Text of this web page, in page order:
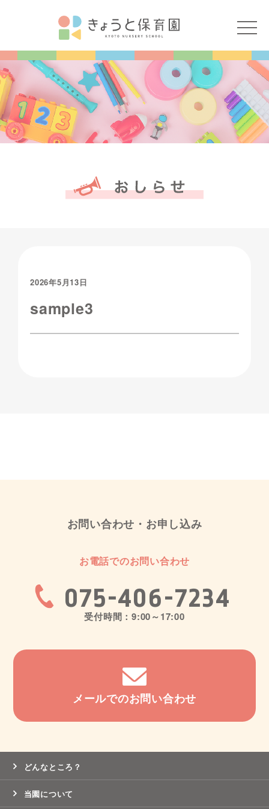
2026年5月13日
sample3
お問い合わせ・お申し込み
お電話でのお問い合わせ
075-406-7234
受付時間：9:00～17:00
メールでのお問い合わせ
どんなところ？
当園について